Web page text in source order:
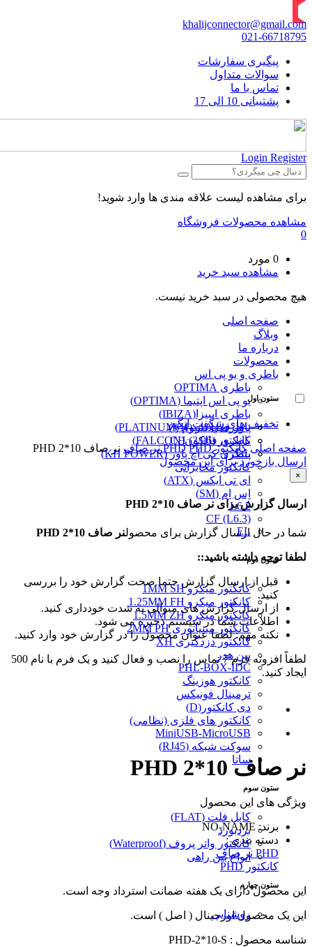
khalijconnector@gmail.com
021-66718795
پیگیری سفارشات
سوالات متداول
تماس با ما
پشتیبانی 10 الی 17
Login Register
برای مشاهده لیست علاقه مندی ها وارد شوید!
مشاهده محصولات فروشگاه
0
0 مورد
مشاهده سبد خرید
هیچ محصولی در سبد خرید نیست.
صفحه اصلی
وبلاگ
درباره ما
محصولات
ستون اول
پاور قفل دار (VH)
کانکتور (3/96) CH
پینگرد
کانکتور مخابراتی
ای تی ایکس (ATX)
اِس اِم (SM)
L6.2
CF (L6.3)
EL
ستون دوم
کانکتور میکرو 1MM SH
کانکتور میکرو 1.25MM FH
کانکتور میکرو 1.5MM ZH
کانکتور مینیاتوری 2MM PH
کانکتور دزدگیری XH
پین هدر
PHL-BOX-IDC
کانکتور هوزینگ
ترمینال فونیکس
دی کانکتور(D)
کانکتور های فلزی (نظامی)
MiniUSB-MicroUSB
سوکت شبکه (RJ45)
ساتا
ستون سوم
کابل فلت (FLAT)
بردبورد
کانکتور واتر پروف (Waterproof)
انواع بین راهی
ستون چهارم
روشنایی
باطری و یو پی اس
باطری OPTIMA
یو پی اس اپتیما (OPTIMA)
باطری ایبیزا(IBIZA)
باطری پلاتینیوم (PLATINUM)
باطری فالکون(FALCON)
باطری کی اچ پاور (KH POWER)
تخفیف های شگفت انگیز
صفحه اصلی کانکتور PHDPHD نر صاف
نر صاف PHD 2*10
ارسال بازخورد برای این محصول
×
ارسال گزارش برای نر صاف PHD 2*10
شما در حال ارسال گزارش برای محصولنر صاف PHD 2*10
لطفا توجه داشته باشید::
قبل از ارسال گزارش حتما صحت گزارش خود را بررسی
کنید.
از ارسال گزارش های متوالی به شدت خودداری کنید.
اطلاعات شما در سیستم ذخیره می شود.
نکته مهم: لطفا عنوان محصول را در گزارش خود وارد کنید.
لطفاً افزونه فرم 7 تماس را نصب و فعال کنید و یک فرم با نام 500
ایجاد کنید.
نر صاف PHD 2*10
ویژگی های این محصول
برند: NO-NAME
دسته بندی :
PHD نر صاف
کانکتور PHD
این محصول دارای یک هفته ضمانت استرداد وجه است.
این یک محصول اورجینال ( اصل ) است.
شناسه محصول : PHD-2*10-S